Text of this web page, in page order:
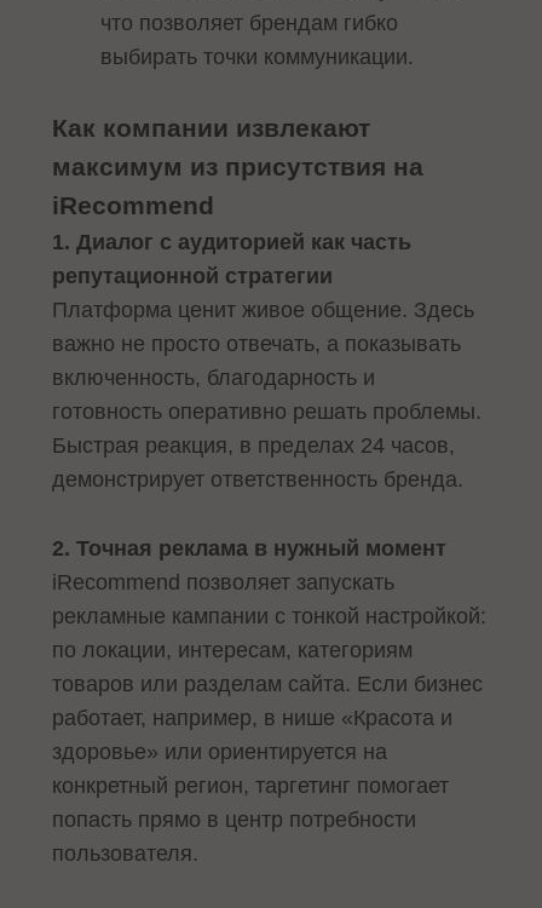
что позволяет брендам гибко
выбирать точки коммуникации.
Как компании извлекают
максимум из присутствия на
iRecommend
1. Диалог с аудиторией как часть
репутационной стратегии
Платформа ценит живое общение. Здесь
важно не просто отвечать, а показывать
включенность, благодарность и
готовность оперативно решать проблемы.
Быстрая реакция, в пределах 24 часов,
демонстрирует ответственность бренда.
2. Точная реклама в нужный момент
iRecommend позволяет запускать
рекламные кампании с тонкой настройкой:
по локации, интересам, категориям
товаров или разделам сайта. Если бизнес
работает, например, в нише «Красота и
здоровье» или ориентируется на
конкретный регион, таргетинг помогает
попасть прямо в центр потребности
пользователя.